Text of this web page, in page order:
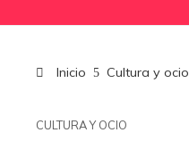
Inicio Cultura y ocio
CULTURA Y OCIO